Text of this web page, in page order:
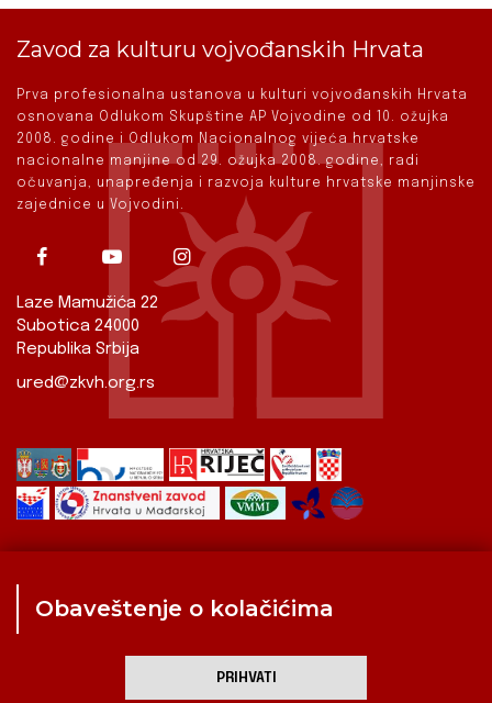
Zavod za kulturu vojvođanskih Hrvata
Prva profesionalna ustanova u kulturi vojvođanskih Hrvata
osnovana Odlukom Skupštine AP Vojvodine od 10. ožujka
2008. godine i Odlukom Nacionalnog vijeća hrvatske
nacionalne manjine od 29. ožujka 2008. godine, radi
očuvanja, unapređenja i razvoja kulture hrvatske manjinske
zajednice u Vojvodini.
Laze Mamužića 22
Subotica 24000
Republika Srbija
ured@zkvh.org.rs
Kulturna scena
Obaveštenje o kolačićima
PRIHVATI